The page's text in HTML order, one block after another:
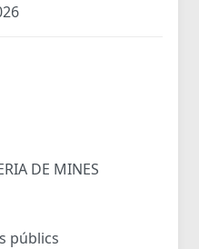
DE MINES
públics